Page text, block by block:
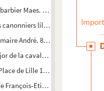
Maes. 8 octobre 1882, 5
canonniers lillois. 8 octobre 1882,
André. 8 octobre 1882, 5
de la cavalcade. 8 octobre
de Lille 1882, 8 octobre, 5
François-Etienne Jean Baptiste